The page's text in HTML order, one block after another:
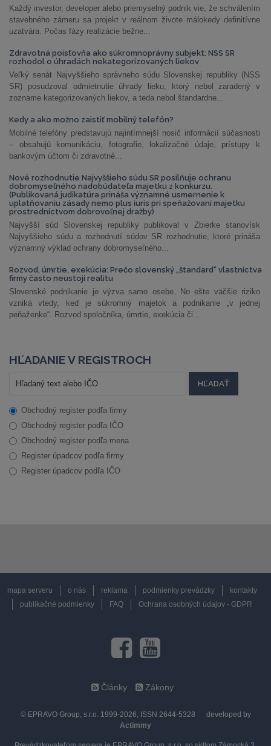
Každý investor, developer alebo priemyselný podnik vie, že schválením
stavebného zámeru sa projekt v reálnom živote málokedy definitívne
uzatvára. Počas fázy realizácie bežne...
Zdravotná poisťovňa ako súkromnoprávny subjekt: NSS SR
rozhodol o úhradách nekategorizovaných liekov
Veľký senát Najvyššieho správneho súdu Slovenskej republiky (NSS
SR) posudzoval odmietnutie úhrady lieku, ktorý nebol zaradený v
zozname kategorizovaných liekov, a teda nebol štandardne...
Kedy a ako možno zaistiť mobilný telefón?
Mobilné telefóny predstavujú najintímnejší nosič informácií súčasnosti
– obsahujú komunikáciu, fotografie, lokalizačné údaje, prístupy k
bankovým účtom či zdravotné...
Nové rozhodnutie Najvyššieho súdu SR posilňuje ochranu
dobromyseľného nadobúdateľa majetku z konkurzu.
(Publikovaná judikatúra prináša významné usmernenie k
uplatňovaniu zásady nemo plus iuris pri speňažovaní majetku
prostredníctvom dobrovoľnej dražby)
Najvyšší súd Slovenskej republiky publikoval v Zbierke stanovísk
Najvyššieho súdu a rozhodnutí súdov SR rozhodnutie, ktoré prináša
významný výklad ochrany dobromyseľného...
Rozvod, úmrtie, exekúcia: Prečo slovenský „štandard“ vlastníctva
firmy často neustojí realitu
Slovenské podnikanie je výzva samo osebe. No ešte väčšie riziko
vzniká vtedy, keď je súkromný majetok a podnikanie „v jednej
peňaženke“. Rozvod spoločníka, úmrtie, exekúcia či...
HĽADANIE V REGISTROCH
Obchodný register podľa firmy
Obchodný register podľa IČO
Obchodný register podľa mena
Register úpadcov podľa firmy
Register úpadcov podľa IČO
mapa serveru o nás reklama podmienky prevádzky
kontakty
publikačné podmienky
FAQ Ochrana osobných údajov - GDPR
Články Zákony
© EPRAVO Group, s.r.o. 1999-2026, ISSN 2644-5328
developed by
Actimmy